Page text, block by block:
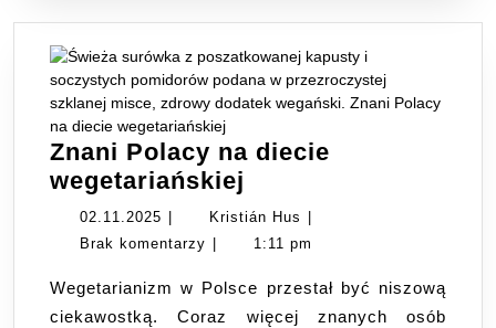
Znani Polacy na diecie
wegetariańskiej
Polacy
na
wegetariańskiej
02.11.2025 02.11.2025Kristián Hus Kristián
Hus
Brak komentarzy
1:11 pm
Wegetarianizm w Polsce przestał być niszową
ciekawostką. Coraz więcej znanych osób